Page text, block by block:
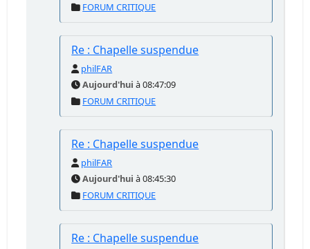
FORUM CRITIQUE
Re : Chapelle suspendue
philFAR
Aujourd'hui à 08:47:09
FORUM CRITIQUE
Re : Chapelle suspendue
philFAR
Aujourd'hui à 08:45:30
FORUM CRITIQUE
Re : Chapelle suspendue